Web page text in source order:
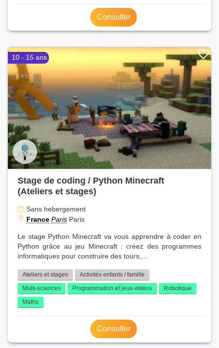
Consulter
10 - 15 ans
Stage de coding / Python Minecraft
(Ateliers et stages)
Sans hebergement
France Paris Paris
Le stage Python Minecraft va vous apprendre à coder en
Python grâce au jeu Minecraft : créez des programmes
informatiques pour construire des tours,...
Ateliers et stages
Activités enfants / famille
Multi-sciences
Programmation et jeux-vidéos
Robotique
Maths
Consulter